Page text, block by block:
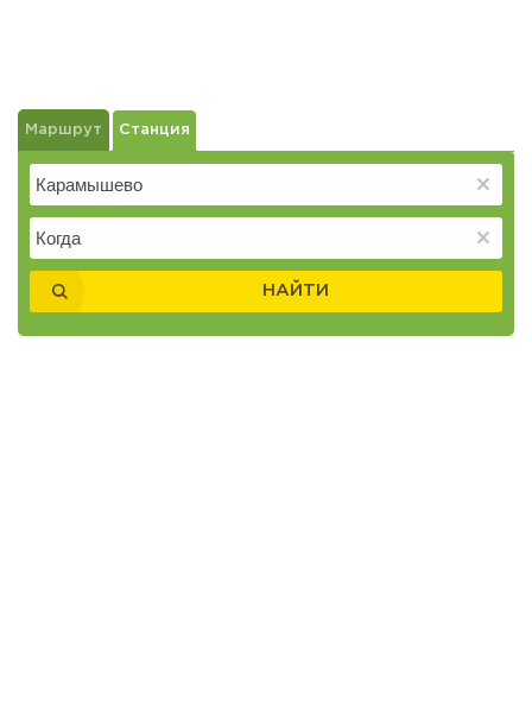
Маршрут Станция
НАЙТИ